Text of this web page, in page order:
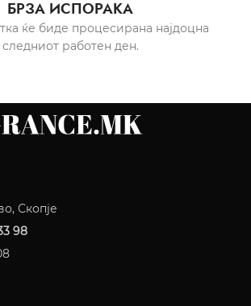
БРЗА ИСПОРАКА
ќе биде процесирана најдоцна
следниот работен ден.
Скопје
98